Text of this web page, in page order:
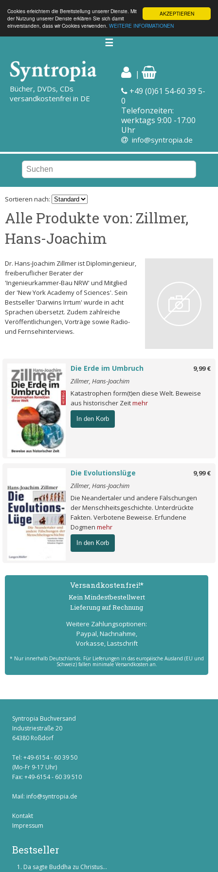
AKZEPTIEREN
Cookies erleichtern die Bereitstellung unserer Dienste. Mit
der Nutzung unserer Dienste erklären Sie sich damit
einverstanden, dass wir Cookies verwenden. WEITERE INFORMATIONEN
☰
Bücher, DVDs, CDs
versandkostenfrei in DE
|
+49 (0)61 54-60 39 5-
0
Telefonzeiten:
werktags 9:00 -17:00
Uhr
info@syntropia.de
Sortieren nach:
Alle Produkte von: Zillmer,
Hans-Joachim
Dr. Hans-Joachim Zillmer ist Diplomingenieur,
freiberuflicher Berater der
'Ingenieurkammer-Bau NRW' und Mitglied
der 'New York Academy of Sciences'. Sein
Bestseller 'Darwins Irrtum' wurde in acht
Sprachen übersetzt. Zudem zahlreiche
Veröffentlichungen, Vorträge sowie Radio-
und Fernsehinterviews.
9,99 €
Die Erde im Umbruch
Zillmer, Hans-Joachim
Katastrophen form(t)en diese Welt. Beweise
aus historischer Zeitmehr
In den Korb
9,99 €
Die Evolutionslüge
Zillmer, Hans-Joachim
Die Neandertaler und andere Fälschungen
der Menschheitsgeschichte. Unterdrückte
Fakten. Verbotene Beweise. Erfundene
Dogmen mehr
In den Korb
Versand­kostenfrei!*
Kein Mindest­bestell­wert
Lieferung auf Rechnung
Weitere Zahlungs­optionen:
Paypal, Nachnahme,
Vorkasse, Lastschrift
* Nur innerhalb Deutschlands. Für Lieferungen in das europäische Ausland (EU und
Schweiz) fallen minimale Versandkosten an.
Syntropia Buchversand
Industriestraße 20
64380 Roßdorf
Tel: +49-6154 - 60 39 50
(Mo-Fr 9-17 Uhr)
Fax: +49-6154 - 60 39 510
Mail: info@syntropia.de
Kontakt
Impressum
Bestseller
Da sagte Buddha zu Christus...